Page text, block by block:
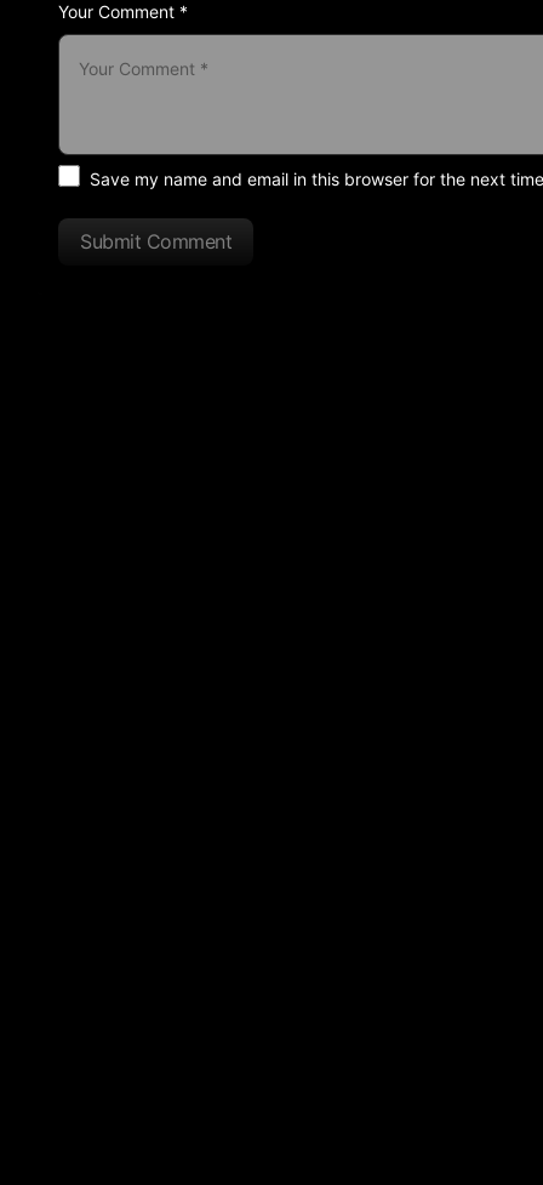
Your Comment *
Save my name and email in this browser for the next
Submit Comment